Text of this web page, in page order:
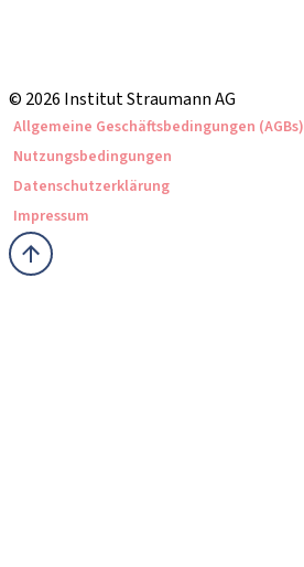
© 2026 Institut Straumann AG
Allgemeine Geschäftsbedingungen (AGBs)
Nutzungsbedingungen
Datenschutzerklärung
Impressum